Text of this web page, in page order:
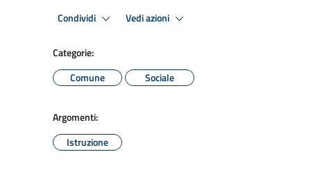
Condividi Vedi azioni
Categorie:
Comune
Sociale
Argomenti:
Istruzione